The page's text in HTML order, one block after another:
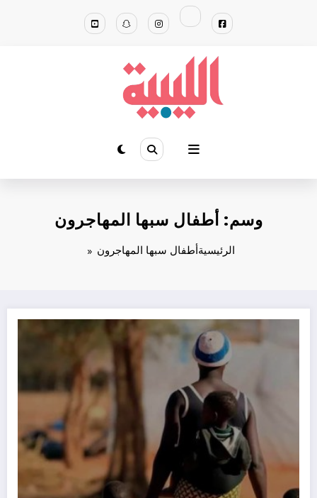
وسم: أطفال سبها المهاجرون
الرئيسيةأطفال سبها المهاجرون